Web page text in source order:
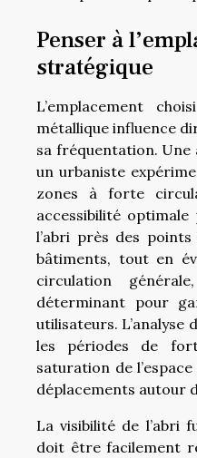
Penser à
stratégique
L’emplacement
métallique influence
sa fréquentation. Une
un urbaniste
zones à forte
accessibilité
l’abri près des
bâtiments, tout en
circulation
déterminant pour
utilisateurs. L’analyse
les périodes de
saturation de
déplacements autour
La visibilité de l’abri
doit être facilement